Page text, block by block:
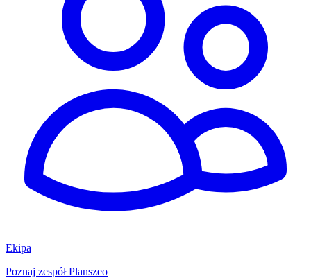
Ekipa
Poznaj zespół Planszeo